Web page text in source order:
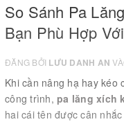
So Sánh Pa
Bạn Phù Hợp
ĐĂNG BỞI LƯU DANH AN
Khi cần nâng hạ hay kéo
công trình, pa lăng xích
hai cái tên được cân